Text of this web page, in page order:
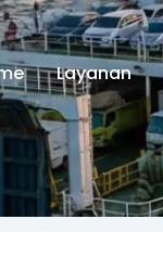
Layanan